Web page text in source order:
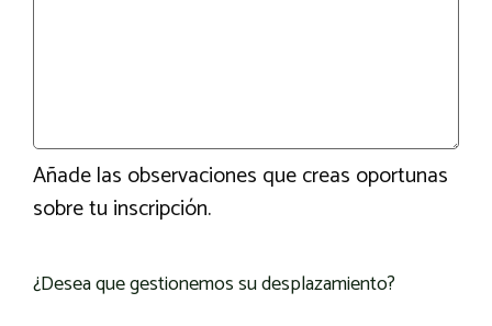
Añade las observaciones que creas oportunas
sobre tu inscripción.
¿Desea que gestionemos su desplazamiento?